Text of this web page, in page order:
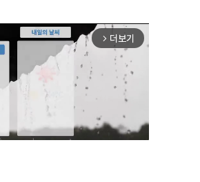
arrow_forward_ios 더보기